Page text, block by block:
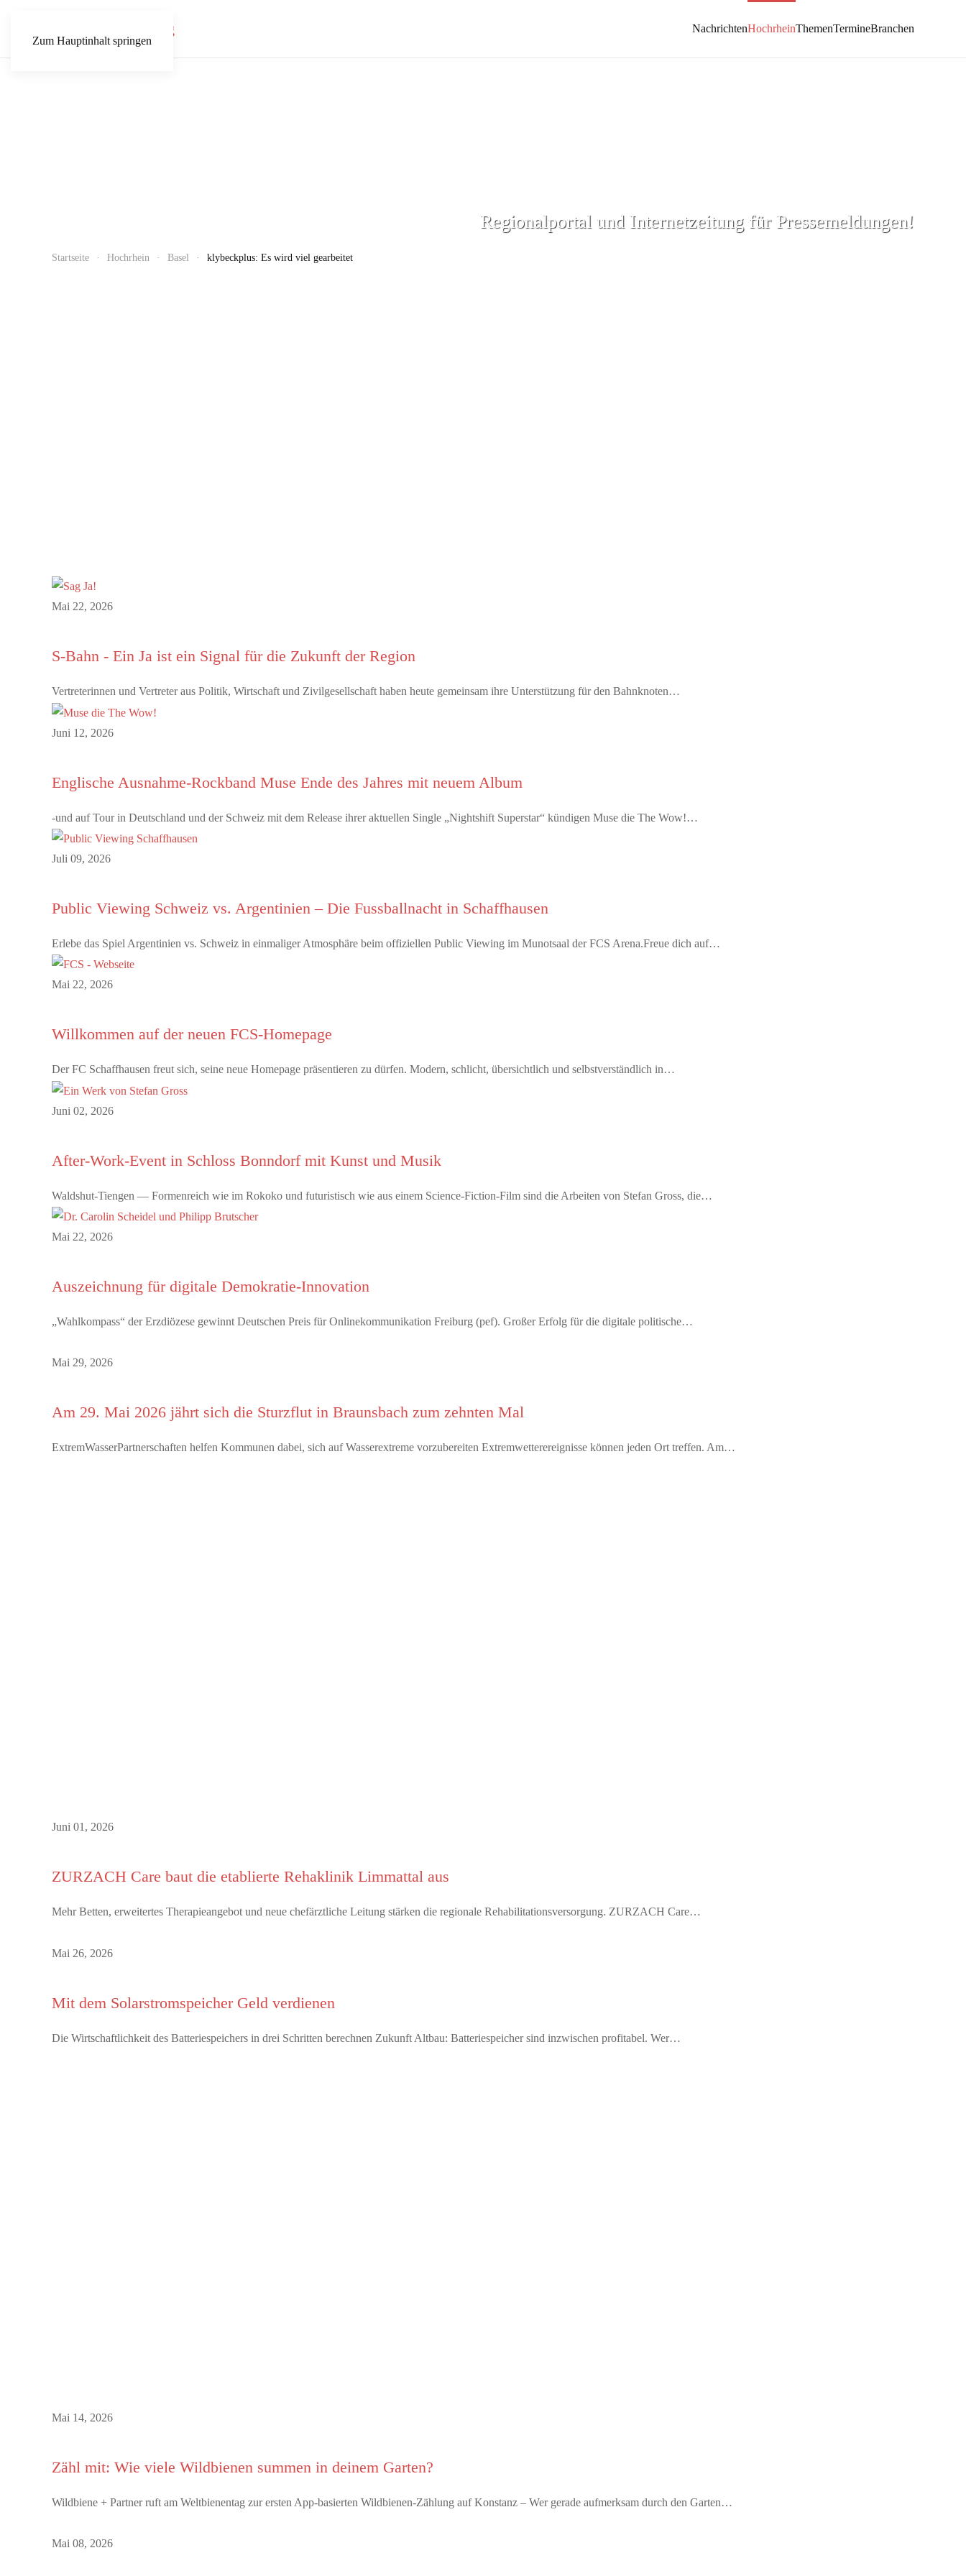
Zum Hauptinhalt springen
NachrichtenHochrheinThemenTermineBranchen
Regionalportal und Internetzeitung für Pressemeldungen!
Startseite Hochrhein Basel klybeckplus: Es wird viel gearbeitet
Mai 22, 2026
S-Bahn - Ein Ja ist ein Signal für die Zukunft der Region
Vertreterinnen und Vertreter aus Politik, Wirtschaft und Zivilgesellschaft haben heute gemeinsam ihre Unterstützung für den Bahnknoten…
Juni 12, 2026
Englische Ausnahme-Rockband Muse Ende des Jahres mit neuem Album
-und auf Tour in Deutschland und der Schweiz mit dem Release ihrer aktuellen Single „Nightshift Superstar“ kündigen Muse die The Wow!…
Juli 09, 2026
Public Viewing Schweiz vs. Argentinien – Die Fussballnacht in Schaffhausen
Erlebe das Spiel Argentinien vs. Schweiz in einmaliger Atmosphäre beim offiziellen Public Viewing im Munotsaal der FCS Arena.Freue dich auf…
Mai 22, 2026
Willkommen auf der neuen FCS-Homepage
Der FC Schaffhausen freut sich, seine neue Homepage präsentieren zu dürfen. Modern, schlicht, übersichtlich und selbstverständlich in…
Juni 02, 2026
After-Work-Event in Schloss Bonndorf mit Kunst und Musik
Waldshut-Tiengen — Formenreich wie im Rokoko und futuristisch wie aus einem Science-Fiction-Film sind die Arbeiten von Stefan Gross, die…
Mai 22, 2026
Auszeichnung für digitale Demokratie-Innovation
„Wahlkompass“ der Erzdiözese gewinnt Deutschen Preis für Onlinekommunikation Freiburg (pef). Großer Erfolg für die digitale politische…
Mai 29, 2026
Am 29. Mai 2026 jährt sich die Sturzflut in Braunsbach zum zehnten Mal
ExtremWasserPartnerschaften helfen Kommunen dabei, sich auf Wasserextreme vorzubereiten Extremwetterereignisse können jeden Ort treffen. Am…
Juni 01, 2026
ZURZACH Care baut die etablierte Rehaklinik Limmattal aus
Mehr Betten, erweitertes Therapieangebot und neue chefärztliche Leitung stärken die regionale Rehabilitationsversorgung. ZURZACH Care…
Mai 26, 2026
Mit dem Solarstromspeicher Geld verdienen
Die Wirtschaftlichkeit des Batteriespeichers in drei Schritten berechnen Zukunft Altbau: Batteriespeicher sind inzwischen profitabel. Wer…
Mai 14, 2026
Zähl mit: Wie viele Wildbienen summen in deinem Garten?
Wildbiene + Partner ruft am Weltbienentag zur ersten App-basierten Wildbienen-Zählung auf Konstanz – Wer gerade aufmerksam durch den Garten…
Mai 08, 2026